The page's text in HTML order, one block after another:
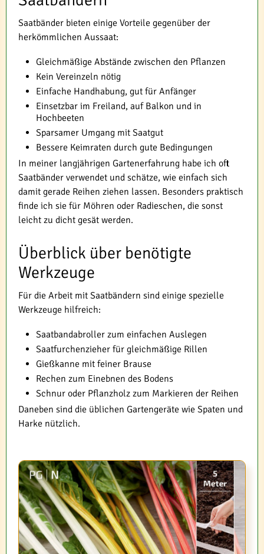
Saatbänder bieten einige Vorteile gegenüber der
herkömmlichen Aussaat:
Gleichmäßige Abstände zwischen den Pflanzen
Kein Vereinzeln nötig
Einfache Handhabung, gut für Anfänger
Einsetzbar im Freiland, auf Balkon und in
Hochbeeten
Sparsamer Umgang mit Saatgut
Bessere Keimraten durch gute Bedingungen
In meiner langjährigen Gartenerfahrung habe ich oft
Saatbänder verwendet und schätze, wie einfach sich
damit gerade Reihen ziehen lassen. Besonders praktisch
finde ich sie für Möhren oder Radieschen, die sonst
leicht zu dicht gesät werden.
Überblick über benötigte
Werkzeuge
Für die Arbeit mit Saatbändern sind einige spezielle
Werkzeuge hilfreich:
Saatbandabroller zum einfachen Auslegen
Saatfurchenzieher für gleichmäßige Rillen
Gießkanne mit feiner Brause
Rechen zum Einebnen des Bodens
Schnur oder Pflanzholz zum Markieren der Reihen
Daneben sind die üblichen Gartengeräte wie Spaten und
Harke nützlich.